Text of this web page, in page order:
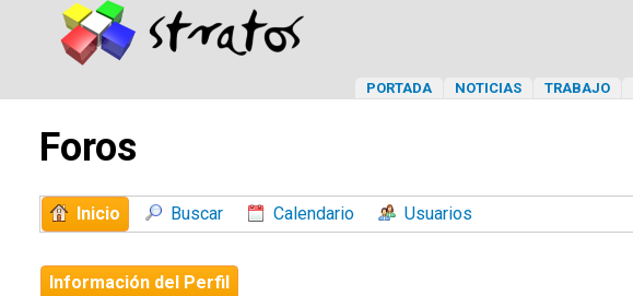
PORTADA NOTICIAS TRABAJO
Foros
Inicio Buscar Calendario Usuarios
Información del Perfil